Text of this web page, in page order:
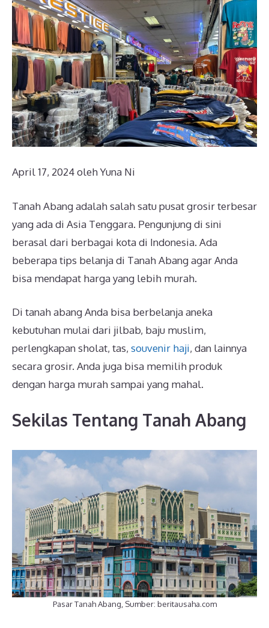
April 17, 2024olehYuna Ni
Tanah Abang adalah salah satu pusat grosir terbesar
yang ada di Asia Tenggara. Pengunjung di sini
berasal dari berbagai kota di Indonesia. Ada
beberapa tips belanja di Tanah Abang agar Anda
bisa mendapat harga yang lebih murah.
Di tanah abang Anda bisa berbelanja aneka
kebutuhan mulai dari jilbab, baju muslim,
perlengkapan sholat, tas, souvenir haji, dan lainnya
secara grosir. Anda juga bisa memilih produk
dengan harga murah sampai yang mahal.
Sekilas Tentang Tanah Abang
Pasar Tanah Abang, Sumber: beritausaha.com